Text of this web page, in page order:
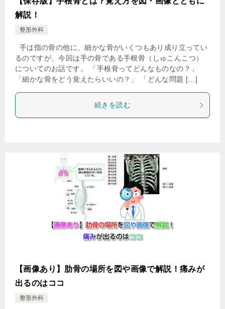
解説！
整形外科
手は指の骨の他に、細かな骨がいくつもあり成り立ってい
るのですが、今回は手の骨である手根骨（しゅこんこつ）
についてのお話です。 「手根骨ってどんなものなの？」
「細かな骨をどう覚えたらいいの？」 「どんな問題 […]
続きを読む
【画像あり】肋骨の場所を図や画像で解説！痛みが
出るのはココ
整形外科